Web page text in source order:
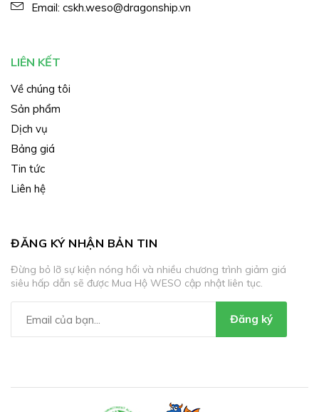
Email: cskh.weso@dragonship.vn
LIÊN KẾT
Về chúng tôi
Sản phẩm
Dịch vụ
Bảng giá
Tin tức
Liên hệ
ĐĂNG KÝ NHẬN BẢN TIN
Đừng bỏ lỡ sự kiện nóng hổi và nhiều chương trình giảm giá
siêu hấp dẫn sẽ được Mua Hộ WESO cập nhật liên tục.
Đăng ký